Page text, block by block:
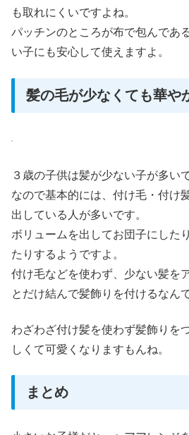
も取れにくいですよね。
パッチンのところが布で包んであ
い子にも安心して使えますよ。
髪の毛が少なくても華や
３歳の子供は髪が少ない子が多い
なので基本的には、付け毛・付け
出している人が多いです。
ボリュームを出してお団子にした
たりするようですよ。
付け毛などを使わず、少ない髪を
とだけ結んで髪飾りを付けるなん
わざわざ付け髪を使わず髪飾りを
しくて可愛くなりますもんね。
まとめ